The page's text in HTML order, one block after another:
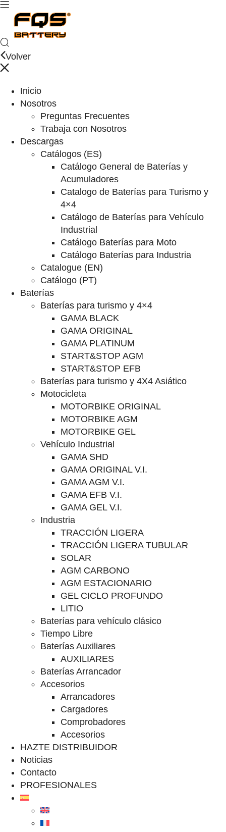
Volver
Inicio
Nosotros
Preguntas Frecuentes
Trabaja con Nosotros
Descargas
Catálogos (ES)
Catálogo General de Baterías y
Acumuladores
Catalogo de Baterías para Turismo y
4×4
Catálogo de Baterías para Vehículo
Industrial
Catálogo Baterías para Moto
Catálogo Baterías para Industria
Catalogue (EN)
Catálogo (PT)
Baterías
Baterías para turismo y 4×4
GAMA BLACK
GAMA ORIGINAL
GAMA PLATINUM
START&STOP AGM
START&STOP EFB
Baterías para turismo y 4X4 Asiático
Motocicleta
MOTORBIKE ORIGINAL
MOTORBIKE AGM
MOTORBIKE GEL
Vehículo Industrial
GAMA SHD
GAMA ORIGINAL V.I.
GAMA AGM V.I.
GAMA EFB V.I.
GAMA GEL V.I.
Industria
TRACCIÓN LIGERA
TRACCIÓN LIGERA TUBULAR
SOLAR
AGM CARBONO
AGM ESTACIONARIO
GEL CICLO PROFUNDO
LITIO
Baterías para vehículo clásico
Tiempo Libre
Baterías Auxiliares
AUXILIARES
Baterías Arrancador
Accesorios
Arrancadores
Cargadores
Comprobadores
Accesorios
HAZTE DISTRIBUIDOR
Noticias
Contacto
PROFESIONALES